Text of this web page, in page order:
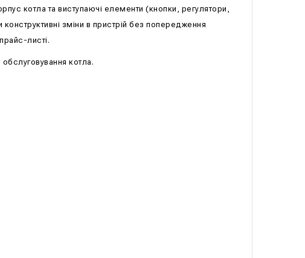
котла та виступаючі елементи (кнопки, регулятори,
зміни в пристрій без попередження
листі.
котла.